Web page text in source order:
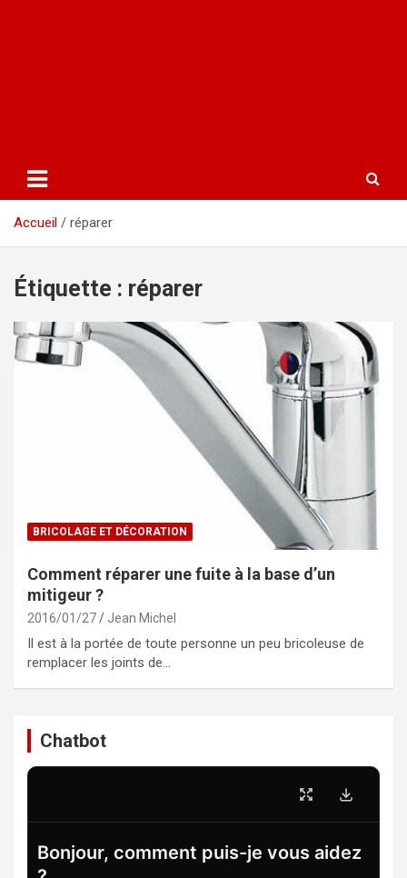
Accueil réparer
Étiquette : réparer
BRICOLAGE ET DÉCORATION
Comment réparer une fuite à la base d’un
mitigeur ?
2016/01/27 Jean Michel
Il est à la portée de toute personne un peu bricoleuse de
remplacer les joints de…
Chatbot
Bonjour, comment puis-je vous aidez